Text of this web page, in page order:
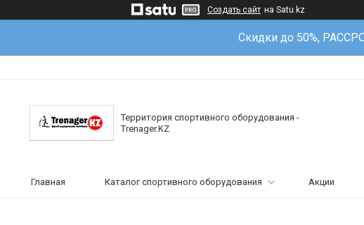
Создать сайт на Satu.kz
Скидки до 50%,
Территория спортивного оборудования -
Trenager.KZ
Главная Каталог спортивного оборудования Акции